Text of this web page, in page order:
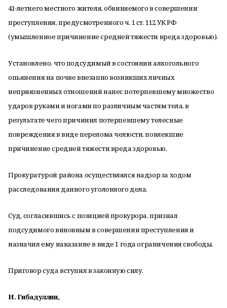
41-летнего местного жителя, обвиняемого в совершении
преступления, предусмотренного ч. 1 ст. 112 УК РФ
(умышленное причинение средней тяжести вреда здоровью).
Установлено, что подсудимый в состоянии алкогольного
опьянения на почве внезапно возникших личных
неприязненных отношений нанес потерпевшему множество
ударов руками и ногами по различным частям тела, в
результате чего причинил потерпевшему телесные
повреждения в виде перелома челюсти, повлекшие
причинение средней тяжести вреда здоровью.
Прокуратурой района осуществлялся надзор за ходом
расследования данного уголовного дела.
Суд, согласившись с позицией прокурора, признал
подсудимого виновным в совершении преступления и
назначил ему наказание в виде 1 года ограничения свободы.
Приговор суда вступил в законную силу.
И. Гибадуллин,